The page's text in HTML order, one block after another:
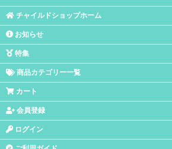
チャイルドショップホーム
お知らせ
特集
商品カテゴリー一覧
カート
会員登録
ログイン